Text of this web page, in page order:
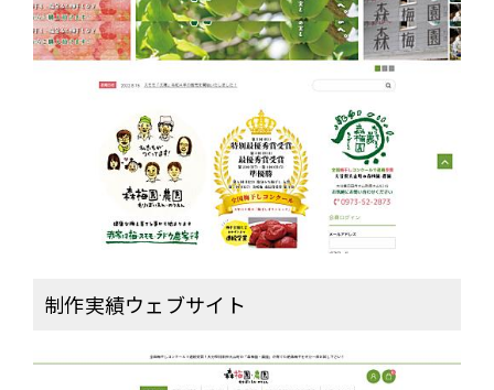
「森
梅
園・
園」
様
は
制作実績ウェブサイト